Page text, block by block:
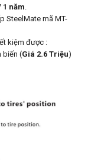
1 năm
SteelMate mã MT-
kiệm được :
biến (Giá 2.6 Triệu)